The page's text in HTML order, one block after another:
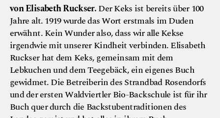
von Elisabeth Ruckser.Der Keks ist bereits über 100
Jahre alt. 1919 wurde das Wort erstmals im Duden
erwähnt. Kein Wunder also, dass wir alle Kekse
irgendwie mit unserer Kindheit verbinden. Elisabeth
Ruckser hat dem Keks, gemeinsam mit dem
Lebkuchen und dem Teegebäck, ein eigenes Buch
gewidmet. Die Betreiberin des Strandbad Rosendorfs
und der ersten Waldviertler Bio-Backschule ist für ihr
Buch quer durch die Backstubentraditionen des